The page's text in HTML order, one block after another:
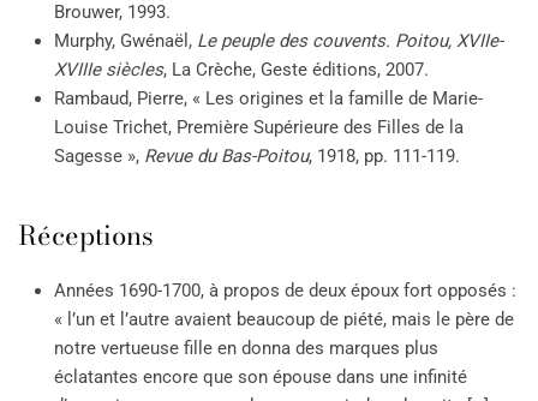
Brouwer, 1993.
Murphy, Gwénaël, Le peuple des couvents. Poitou, XVIIe-
XVIIIe siècles, La Crèche, Geste éditions, 2007.
Rambaud, Pierre, « Les origines et la famille de Marie-
Louise Trichet, Première Supérieure des Filles de la
Sagesse », Revue du Bas-Poitou, 1918, pp. 111-119.
Réceptions
Années 1690-1700, à propos de deux époux fort opposés :
« l’un et l’autre avaient beaucoup de piété, mais le père de
notre vertueuse fille en donna des marques plus
éclatantes encore que son épouse dans une infinité